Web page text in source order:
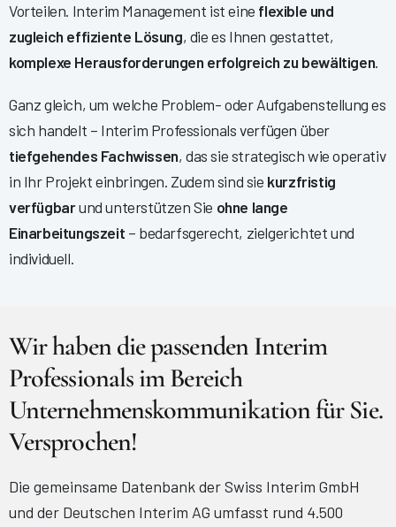
Vorteilen. Interim Management ist eine flexible und
zugleich effiziente Lösung, die es Ihnen gestattet,
komplexe Herausforderungen erfolgreich zu bewältigen.
Ganz gleich, um welche Problem- oder Aufgabenstellung es
sich handelt – Interim Professionals verfügen über
tiefgehendes Fachwissen, das sie strategisch wie operativ
in Ihr Projekt einbringen. Zudem sind sie kurzfristig
verfügbarund unterstützen Sie ohne lange
Einarbeitungszeit – bedarfsgerecht, zielgerichtet und
individuell.
Wir haben die passenden Interim
Professionals im Bereich
Unternehmenskommunikation für Sie.
Versprochen!
Die gemeinsame Datenbank der Swiss Interim GmbH
und der Deutschen Interim AG umfasst rund 4.500